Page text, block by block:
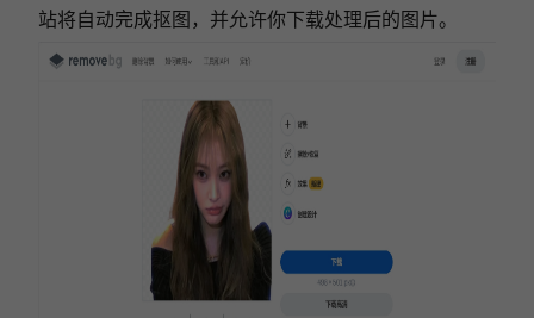
站将自动完成抠图，并允许你下载处理后的图片。